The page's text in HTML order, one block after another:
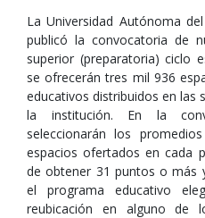
La Universidad Autónoma
publicó la convocatoria de
superior (preparatoria) ciclo
se ofrecerán tres mil 936
educativos distribuidos en las
la institución. En la
seleccionarán los
espacios ofertados en cada
de obtener 31 puntos o más
el programa educativo
reubicación en alguno de